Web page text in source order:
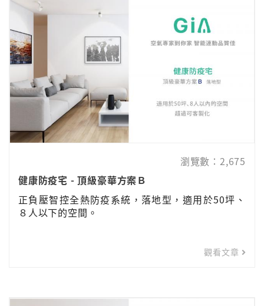
瀏覽數：2,675
健康防疫宅 - 頂級豪華方案Ｂ
正負壓智控全熱防疫系統，落地型，適用於50坪、
８人以下的空間。
觀看文章